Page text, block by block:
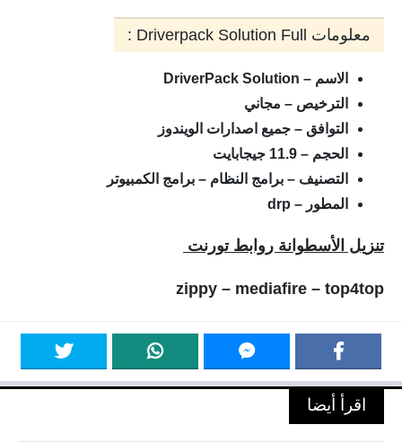
معلومات Driverpack Solution Full :
الاسم – DriverPack Solution
الترخيص – مجاني
التوافق – جميع اصدارات الويندوز
الحجم – 11.9 جيجابايت
التصنيف – برامج النظام – برامج الكمبيوتر
المطور – drp
تنزيل الأسطوانة روابط تورنت
zippy – mediafire – top4top
اقرأ أيضا